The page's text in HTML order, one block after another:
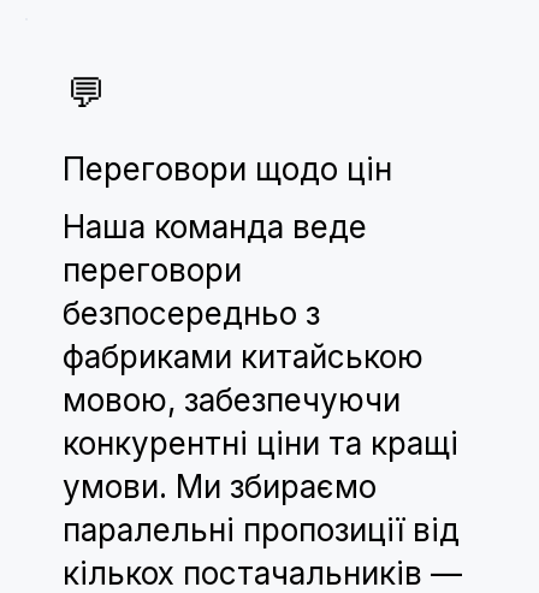
💬
Переговори щодо цін
Наша команда веде
переговори
безпосередньо з
фабриками китайською
мовою, забезпечуючи
конкурентні ціни та кращі
умови. Ми збираємо
паралельні пропозиції від
кількох постачальників —